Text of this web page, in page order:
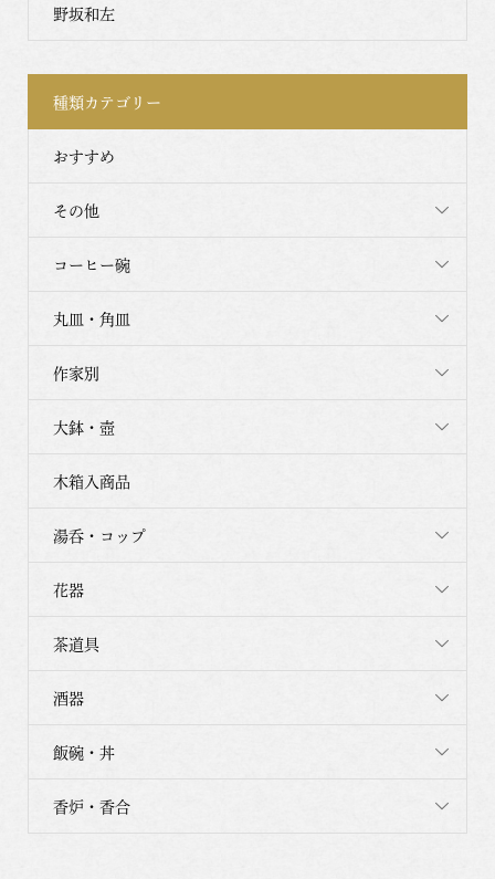
野坂和左
種類カテゴリー
おすすめ
その他
コーヒー碗
丸皿・角皿
作家別
大鉢・壺
木箱入商品
湯呑・コップ
花器
茶道具
酒器
飯碗・丼
香炉・香合